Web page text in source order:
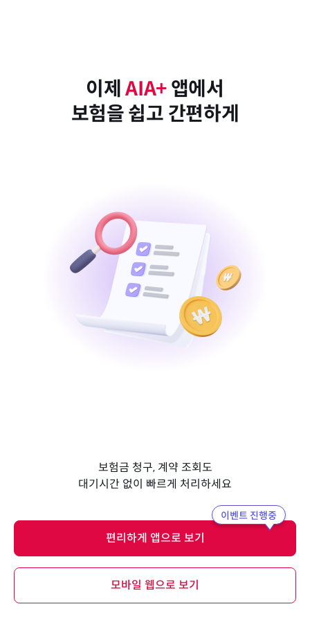
이제AIA+ 앱에서
보험을 쉽고 간편하게
보험금 청구, 계약 조회도
대기시간 없이 빠르게 처리하세요
편리하게 앱으로 보기
이벤트 진행중
모바일 웹으로 보기